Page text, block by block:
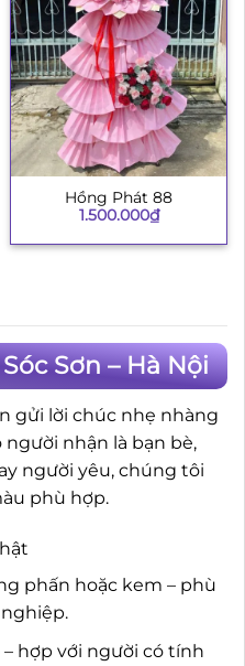
Hồng Phát 88
1.500.000₫
Sơn – Hà Nội
gửi lời chúc nhẹ nhàng
nhận là bạn bè,
người yêu, chúng tôi
phù hợp.
phấn hoặc kem – phù
hợp với người có tính